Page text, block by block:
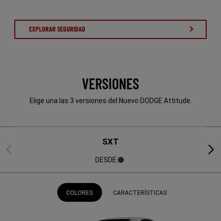
EXPLORAR SEGURIDAD
VERSIONES
Elige una las 3 versiones del Nuevo DODGE Attitude.
Previous
SXT
DESDE: (
1)
Next
COLORES CARACTERÍSTICAS